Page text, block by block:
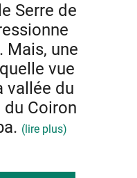
Serre de
Mais, une
vue
vallée du
du Coiron
(lire plus)